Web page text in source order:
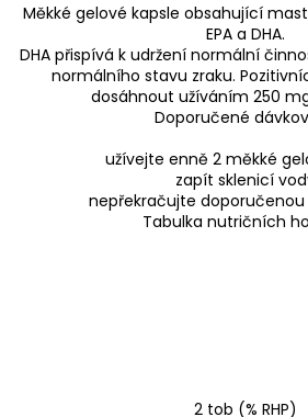
Měkké gelové kapsle obsahující
EPA a DHA.
DHA přispívá k udržení normální
normálního stavu zraku.
dosáhnout užíváním 250
Doporučené
užívejte enně 2 měkké
zapít sklenicí
nepřekračujte
Tabulka nutričních
2 tob (% RHP)